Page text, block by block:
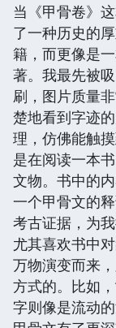
当《甲骨卷》
了一种历史的
籍，而更像是
著。我最先被
刷，图片质量
楚地看到字迹
理，仿佛能触
是在阅读一本
文物。书中的
一个甲骨文的
考古证据，为
尤其喜欢书中
万物演变而来
方式的。比如
字则像是流动